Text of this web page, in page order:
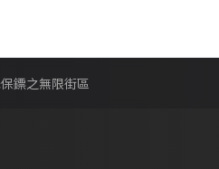
鏢之無限街區